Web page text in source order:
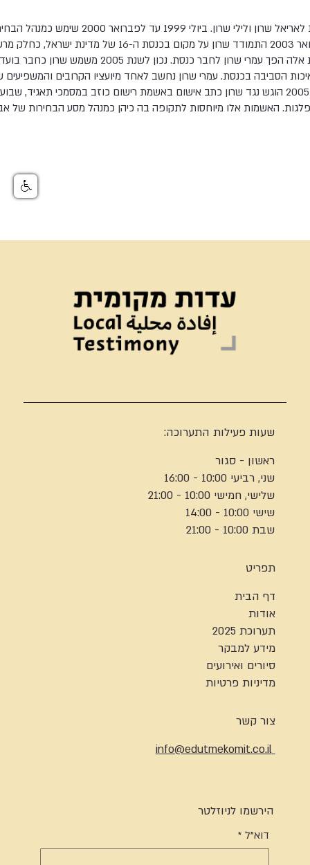
עמרי שרון נולד בשנת 1964 לאריאל שרון ולילי שרון.
לראשות תנועת הליכוד. בינואר 2003 התמודד שרון על מקום
המוחץ של הליכוד בבחירות אלה הפך עמרי שרון לחבר כנסת.
הסביבה בכנסת. עמרי שרון נחשב לאחד מיועציו הקרובים
אריאל שרון. ב 28 באוגוסט 2005 הוגש נגד שרון כתב אישום באשמת רישום כוזב במסמכי
האשמות אלו מיוחסות לתקופה בה כיהן כמנהל מסע הבחירות של
שעות פעילות התערוכה:
ראשון - סגור
שני, רביעי 10:00 - 16:00
שלישי, חמישי 10:00 - 21:00
שישי 10:00 - 14:00
שבת 10:00 - 21:00
תפריט
דף הבית
אודות
תערוכת 2025
מידע למבקר
סיורים ואירועים
מדיניות פרטיות
צור קשר
info@edutmekomit.co.il
הירשמו לניוזלטר
דוא"ל *